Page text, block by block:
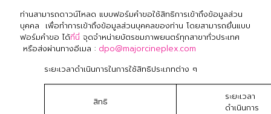
ท่านสามารถดาวน์โหลด แบบฟอร์มคำขอใช้สิทธิการเข้าถึงข้อมูลส่วน
บุคคล เพื่อทำการเข้าถึงข้อมูลส่วนบุคคลของท่าน โดยสามารถยื่นแบบ
ฟอร์มคำขอ ได้ที่นี่ จุดจำหน่ายบัตรชมภาพยนตร์ทุกสาขาทั่วประเทศ
หรือส่งผ่านทางอีเมล : dpo@majorcineplex.com
ระยะเวลาดำเนินการในการใช้สิทธิประเภทต่าง ๆ
สิทธิ
ระยะเวลา
ดำเนินการ